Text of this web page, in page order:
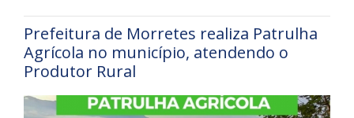
Prefeitura de Morretes realiza Patrulha
Agrícola no município, atendendo o
Produtor Rural